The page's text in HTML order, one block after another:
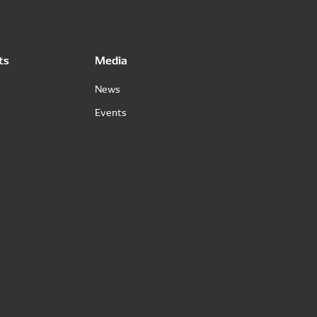
Media
News
Events